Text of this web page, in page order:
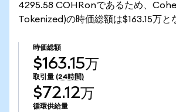
4295.58 COHRonであるため、
Tokenized)の時価総額は$163.15万と
時価総額
$163.15万
取引量 (24時間)
$72.12万
循環供給量